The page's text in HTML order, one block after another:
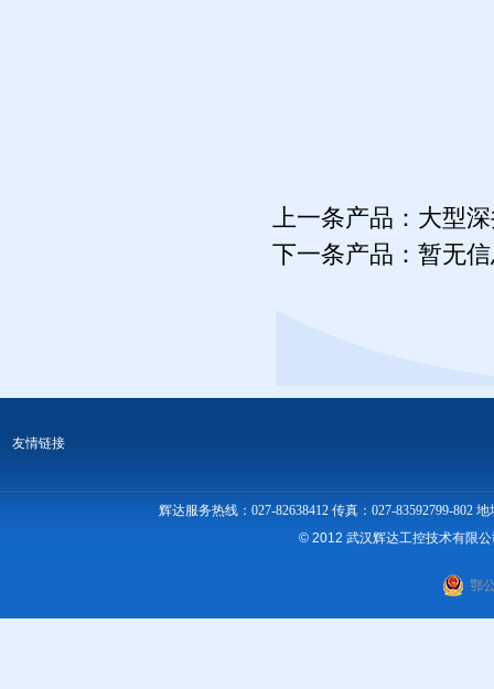
上一条产品： 大型
下一条产品：暂无
友情链接
辉达服务热线：027-82638412 传真：027-83592799-
© 2012 武汉辉达工控技术有限
鄂